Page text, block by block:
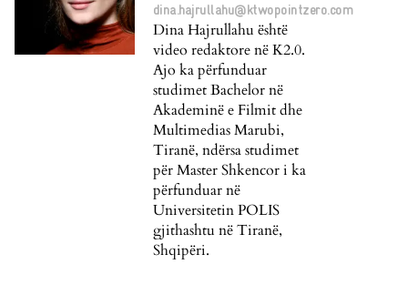
dina.hajrullahu@ktwopointzero.com
Dina Hajrullahu është
video redaktore në K2.0.
Ajo ka përfunduar
studimet Bachelor në
Akademinë e Filmit dhe
Multimedias Marubi,
Tiranë, ndërsa studimet
për Master Shkencor i ka
përfunduar në
Universitetin POLIS
gjithashtu në Tiranë,
Shqipëri.